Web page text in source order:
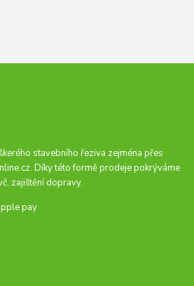
stavebního řeziva zejména přes
. Díky této formě prodeje pokrýváme
zajištění dopravy.